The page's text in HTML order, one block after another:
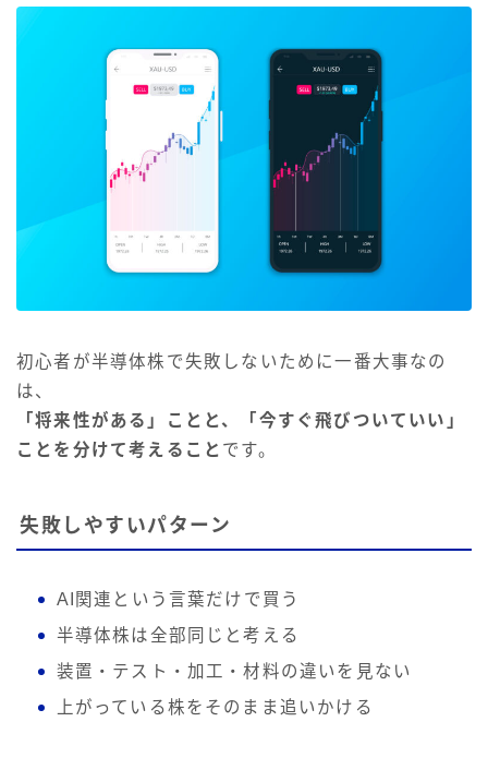
初心者が半導体株で失敗しないために一番大事なの
は、
「将来性がある」ことと、「今すぐ飛びついていい」
ことを分けて考えること です。
失敗しやすいパターン
AI関連という言葉だけで買う
半導体株は全部同じと考える
装置・テスト・加工・材料の違いを見ない
上がっている株をそのまま追いかける